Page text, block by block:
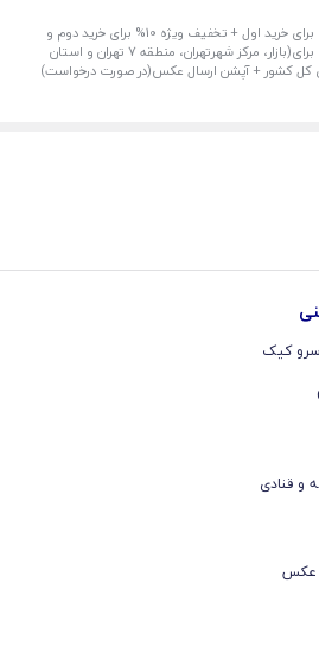
امتیازات این خرید: تخفیف تا 5% برای خرید اول + تخفیف ویژه 10% برای خرید دوم و
بالاتر(با هماهنگی) + ارسال اقتصادی برای(بازار، مرکز شهرتهران، منطقه 7 تهران و استان
کل کشور + آپشن ارسال عکس(در صورت درخواست)
کیک
و قنادی
عکس